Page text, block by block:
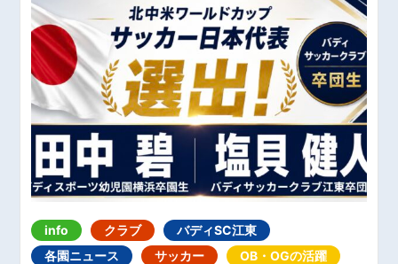
info クラブ
バディSC江東
各園ニュース
サッカー OB・OGの活躍